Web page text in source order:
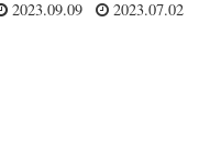
2023.09.09 2023.07.02